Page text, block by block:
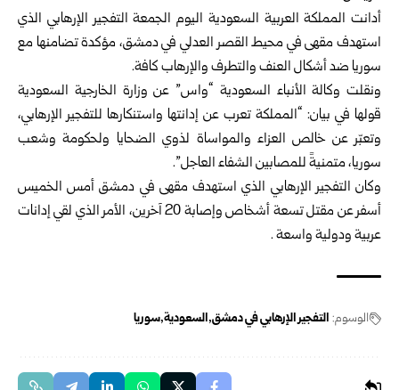
أدانت المملكة العربية السعودية اليوم الجمعة التفجير الإرهابي الذي
استهدف مقهى في ‏محيط القصر العدلي في دمشق، مؤكدة تضامنها مع
سوريا ضد أشكال العنف والتطرف ‏والإرهاب كافة.‏
ونقلت وكالة الأنباء السعودية “واس” عن وزارة الخارجية السعودية
قولها في بيان: “‏المملكة تعرب عن إدانتها واستنكارها للتفجير الإرهابي،
وتعبّر عن خالص العزاء ‏والمواساة لذوي الضحايا ولحكومة وشعب
سوريا، متمنيةً للمصابين الشفاء العاجل”.‏
وكان التفجير الإرهابي الذي استهدف مقهى في دمشق أمس الخميس
أسفر عن مقتل تسعة ‏أشخاص وإصابة 20 آخرين، الأمر الذي لقي إدانات
عربية ودولية واسعة .‏
الوسوم: التفجير الإرهابي في دمشق السعودية سوريا